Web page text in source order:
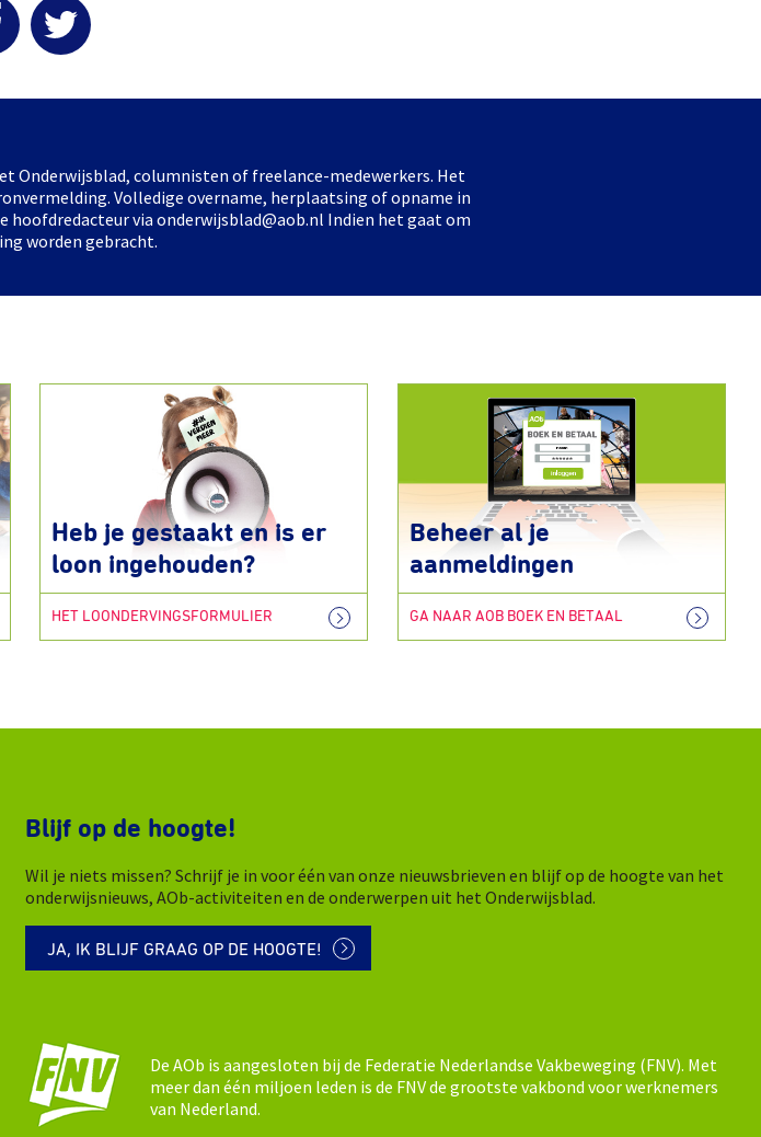
Onderwijsblad, columnisten of freelance-medewerkers. Het
Volledige overname, herplaatsing of opname in
via onderwijsblad@aob.nl Indien het gaat om
worden gebracht.
Heb je gestaakt en is er
loon ingehouden?
HET LOONDERVINGSFORMULIER
Beheer al je
aanmeldingen
GA NAAR AOB BOEK EN BETAAL
Blijf op de hoogte!
Wil je niets missen? Schrijf je in voor één van onze nieuwsbrieven en blijf op de hoogte van het
onderwijsnieuws, AOb-activiteiten en de onderwerpen uit het Onderwijsblad.
JA, IK BLIJF GRAAG OP DE HOOGTE!
De AOb is aangesloten bij de Federatie Nederlandse Vakbeweging (FNV). Met
meer dan één miljoen leden is de FNV de grootste vakbond voor werknemers
van Nederland.